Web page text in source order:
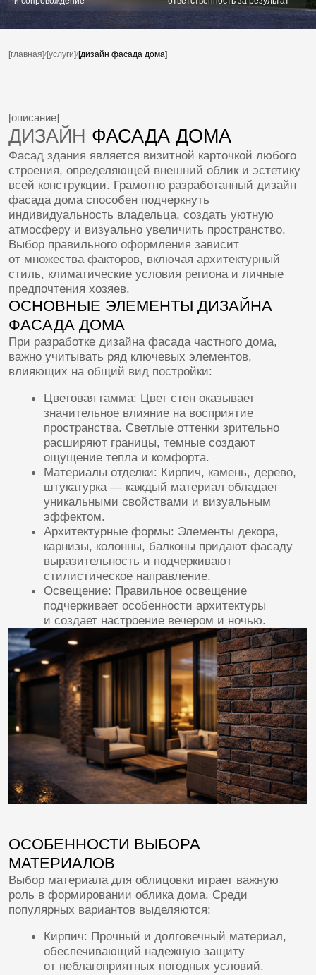
строения, определяющей внешний облик и эстетику
всей конструкции. Грамотно разработанный дизайн
фасада дома способен подчеркнуть
атмосферу и визуально увеличить пространство.
ОСНОВНЫЕ ЭЛЕМЕНТЫ ДИЗАЙНА
ФАСАДА ДОМА
При разработке дизайна фасада частного дома,
важно учитывать ряд ключевых элементов,
влияющих на общий вид постройки:
Цветовая гамма: Цвет стен оказывает
значительное влияние на восприятие
пространства. Светлые оттенки зрительно
расширяют границы, темные создают
ощущение тепла и комфорта.
Материалы отделки: Кирпич, камень, дерево,
штукатурка — каждый материал обладает
уникальными свойствами и визуальным
эффектом.
Архитектурные формы: Элементы декора,
карнизы, колонны, балконы придают фасаду
выразительность и подчеркивают
стилистическое направление.
Освещение: Правильное освещение
подчеркивает особенности архитектуры
и создает настроение вечером и ночью.
ОСОБЕННОСТИ ВЫБОРА
МАТЕРИАЛОВ
Выбор материала для облицовки играет важную
роль в формировании облика дома. Среди
популярных вариантов выделяются:
Кирпич: Прочный и долговечный материал,
обеспечивающий надежную защиту
от неблагоприятных погодных условий.
Камень: Натуральный камень придает зданию
солидность и респектабельность.
Дерево: Экологически чистый вариант,
создающий теплую и уютную обстановку.
Штукатурка: Универсальное решение,
позволяющее воплотить любые декоративные
идеи.
Разнообразие представленных материалов
позволяет выбрать оптимальный вариант для
каждого конкретного случая, учитывая бюджет
и пожелания заказчика.